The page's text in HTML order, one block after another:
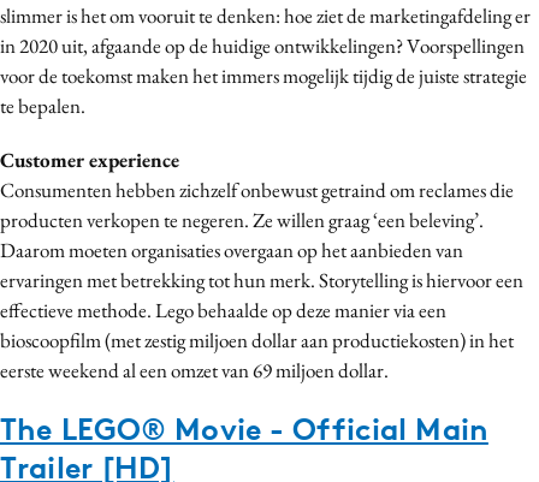
Merkstrategie
PR
Programmatic
Reputatie & crisis
slimmer is het om vooruit te denken: hoe ziet de marketingafdeling er
in 2020 uit, afgaande op de huidige ontwikkelingen? Voorspellingen
voor de toekomst maken het immers mogelijk tijdig de juiste strategie
te bepalen.
Customer experience
Consumenten hebben zichzelf onbewust getraind om reclames die
producten verkopen te negeren. Ze willen graag ‘een beleving’.
Daarom moeten organisaties overgaan op het aanbieden van
ervaringen met betrekking tot hun merk. Storytelling is hiervoor een
effectieve methode. Lego behaalde op deze manier via een
bioscoopfilm (met zestig miljoen dollar aan productiekosten) in het
eerste weekend al een omzet van 69 miljoen dollar.
The LEGO® Movie - Official Main
Trailer [HD]